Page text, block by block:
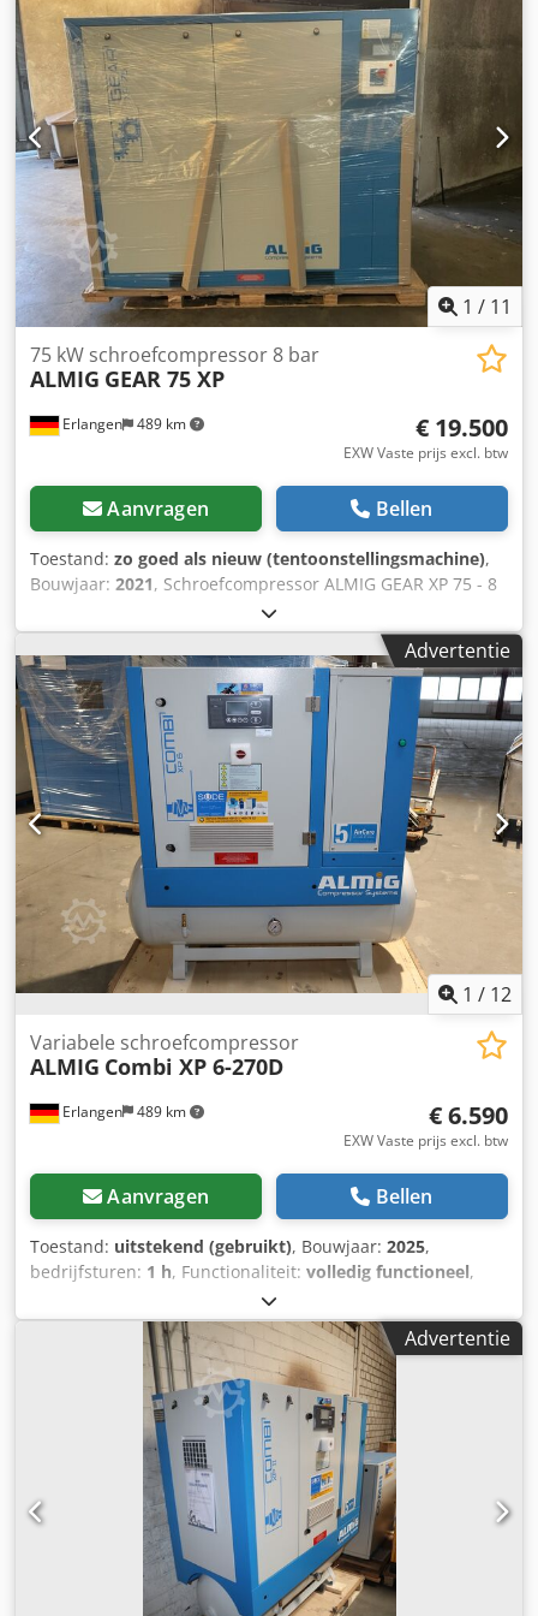
Beschermingsklasse / isolatieklasse aandrijfmotor : IP
55/ISO F Nominaal vermogen aandrijfmotor : 11 kW
Bedrijfsspanning / frequentie : 400/50 V/Hz
Geluidsdrukniveau (DIN 45635 T.13) : 66 dB(A) Lengte : 800
mm Breedte : 670 mm Hoogte : 1100 mm Gewicht : 285 kg
Dsdod Db Ixjpfx Anzskr Perslucht aansluiting : G 3/4
EENVOUDIGE LEASING MOGELIJK VIA ONZE HUISBANK!
1 / 11
Erlangen 489 km
75 kW schroefcompressor 8 bar
ALMIG GEAR 75 XP
€ 19.500
EXW Vaste prijs excl. btw
Aanvragen Bellen
Toestand: zo goed als nieuw (tentoonstellingsmachine),
Bouwjaar: 2021, Schroefcompressor ALMIG GEAR XP 75 - 8
bar (luchtgekoeld) Bouwjaar: 2021 / DIRECT BESCHIKBAAR!
Technische gegevens Type: GEAR XP 75 Dkodpfsxw T Sljx
Anzjr Bedrijfsdruk: 8 bar Volumestroom conform ISO 1217
Bijlage C: 12,80 m³/min Beschermingsklasse / isolatieklasse
aandrijfmotor: IP 55/ISO F Nominaal vermogen
aandrijfmotor: 75 kW Bedrijfsspanning / frequentie: 400/50
V/Hz Geluidsdrukniveau (DIN 45635 T.13): 76 dB(A) Lengte:
2180 mm Breedte: 1330 mm Hoogte: 1850 mm Gewicht:
2025 kg Persluchtaansluiting: G 2" Bezoek onze winkel in
Erlangen. Wij hebben altijd een grote selectie nieuwe en
gebruikte compressoren op voorraad. Voor nieuwe
machines bieden wij eenvoudige lease-mogelijkheden via
onze huisbank.
Advertentie
1 / 12
Erlangen 489 km
Variabele schroefcompressor
ALMIG Combi XP 6-270D
€ 6.590
EXW Vaste prijs excl. btw
Aanvragen Bellen
Toestand: uitstekend (gebruikt), Bouwjaar: 2025,
bedrijfsturen: 1 h, Functionaliteit: volledig functioneel,
Showroommodel, direct beschikbaar: Almig variabele
schroefcompressor COMBI XP 6-270D - 5,5 kW - Dodpfxsx
Uqxgo Anzjkr met geïntegreerde koeldroger met
tijdgestuurde condensaatafvoer met 270 liter drukvat met
Aircontrol Basic besturing Type: Combi XP 6-270 D
Besturing: AIR CONTROL BASE Bouwjaar: 2025 Technische
gegevens Type: Combi XP 6-270D Mogelijke
bedrijfsdrukken (traploos instelbaar): 5 - 13 bar
Persluchtlevering bij minimale/maximale toerentallen,
volgens ISO 1217 bijlage C gemeten: bij 5 bar (overdruk):
0,19 tot 0,89 m³/min bij 6 bar (overdruk): 0,19 tot 0,86
m³/min bij 7 bar (overdruk): 0,19 tot 0,82 m³/min bij 8 bar
(overdruk): 0,18 tot 0,78 m³/min bij 9 bar (overdruk): 0,18
Advertentie